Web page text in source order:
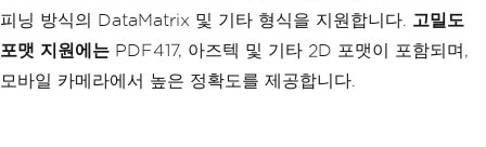
피닝 방식의 DataMatrix 및 기타 형식을 지원합니다. 고밀도
포맷 지원에는 PDF417, 아즈텍 및 기타 2D 포맷이 포함되며,
모바일 카메라에서 높은 정확도를 제공합니다.